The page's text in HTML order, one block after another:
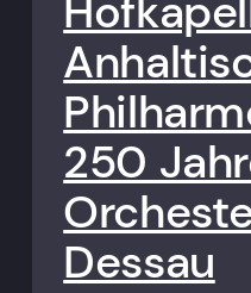
250
Dessau